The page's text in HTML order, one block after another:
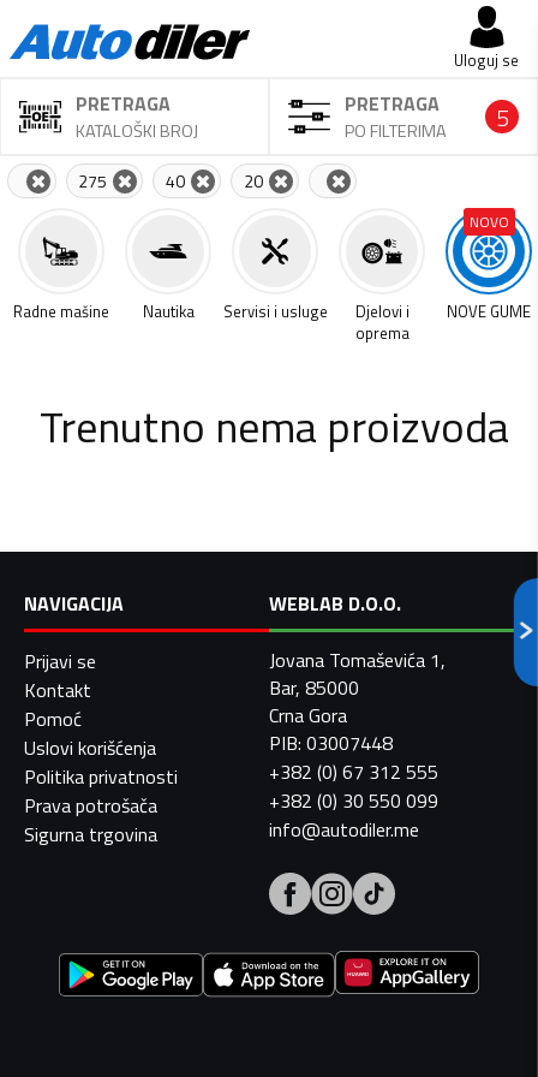
Uloguj se
PRETRAGA
KATALOŠKI BROJ
PRETRAGA
PO FILTERIMA 5
275 40 20
Radne mašine Nautika Servisi i usluge
Djelovi i
oprema
NOVO
NOVE GUME
Trenutno nema proizvoda
NAVIGACIJA
Prijavi se
Kontakt
Pomoć
Uslovi korišćenja
Politika privatnosti
Prava potrošača
Sigurna trgovina
WEBLAB D.O.O.
Jovana Tomaševića 1,
Bar, 85000
Crna Gora
PIB: 03007448
+382 (0) 67 312 555
+382 (0) 30 550 099
info@autodiler.me